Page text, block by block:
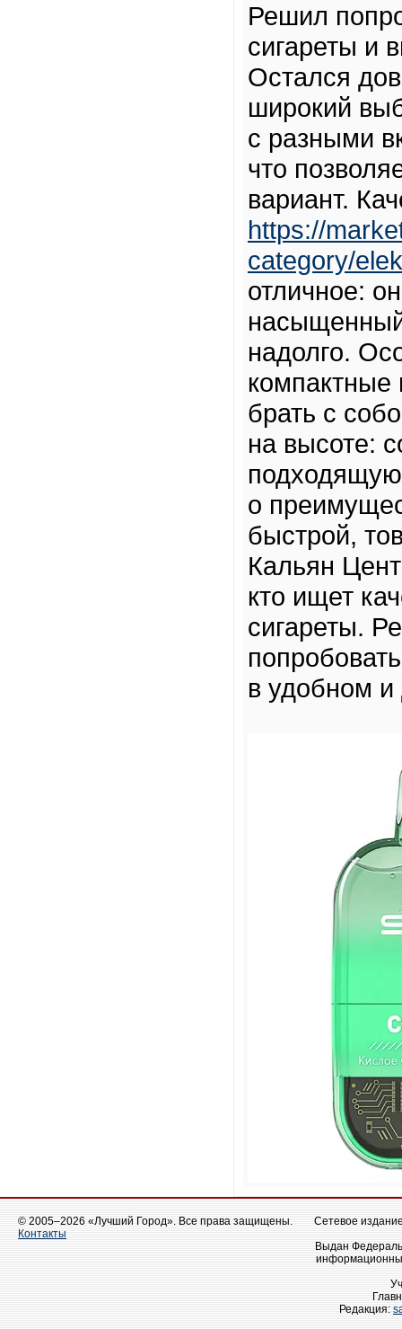
Решил
сигареты и
Остался
широкий
с разными
что
вариант.
https://
category/
отличное:
надолго.
брать с
на высоте:
подходящую
о
быстрой,
Кальян
кто ищет
сигареты.
в удобном и
© 2005–2026 «Лучший Город». Все права защищены.
Контакты
Сетевое
Выдан
Редакция: